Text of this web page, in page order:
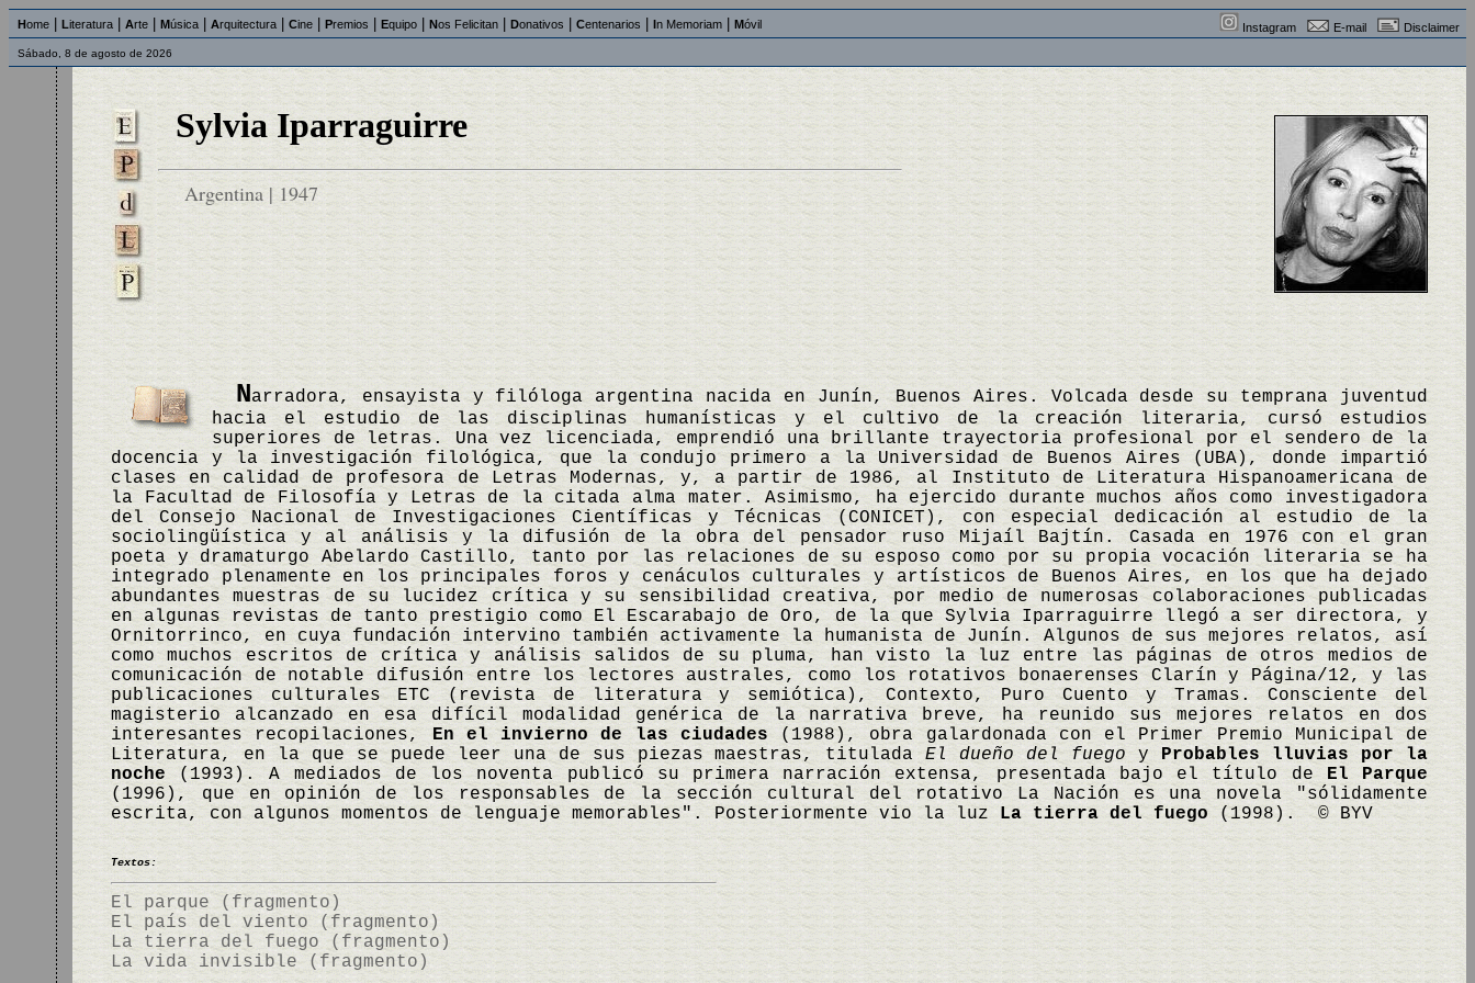
Home Literatura Arte Música Arquitectura Cine Premios Equipo Nos Felicitan Donativos Centenarios In Memoriam Móvil Instagram E-mail Disclaimer
Sábado, 8 de agosto de 2026
Sylvia Iparraguirre
Argentina | 1947
Narradora, ensayista y filóloga argentina nacida en Junín, Buenos Aires. Volcada desde su temprana juventud
hacia el estudio de las disciplinas humanísticas y el cultivo de la creación literaria, cursó estudios
superiores de letras. Una vez licenciada, emprendió una brillante trayectoria profesional por el sendero de la
docencia y la investigación filológica, que la condujo primero a la Universidad de Buenos Aires (UBA), donde impartió
clases en calidad de profesora de Letras Modernas, y, a partir de 1986, al Instituto de Literatura Hispanoamericana de
la Facultad de Filosofía y Letras de la citada alma mater. Asimismo, ha ejercido durante muchos años como investigadora
del Consejo Nacional de Investigaciones Científicas y Técnicas (CONICET), con especial dedicación al estudio de la
sociolingüística y al análisis y la difusión de la obra del pensador ruso Mijaíl Bajtín. Casada en 1976 con el gran
poeta y dramaturgo Abelardo Castillo, tanto por las relaciones de su esposo como por su propia vocación literaria se ha
integrado plenamente en los principales foros y cenáculos culturales y artísticos de Buenos Aires, en los que ha dejado
abundantes muestras de su lucidez crítica y su sensibilidad creativa, por medio de numerosas colaboraciones publicadas
en algunas revistas de tanto prestigio como El Escarabajo de Oro, de la que Sylvia Iparraguirre llegó a ser directora, y
Ornitorrinco, en cuya fundación intervino también activamente la humanista de Junín. Algunos de sus mejores relatos, así
como muchos escritos de crítica y análisis salidos de su pluma, han visto la luz entre las páginas de otros medios de
comunicación de notable difusión entre los lectores australes, como los rotativos bonaerenses Clarín y Página/12, y las
publicaciones culturales ETC (revista de literatura y semiótica), Contexto, Puro Cuento y Tramas. Consciente del
magisterio alcanzado en esa difícil modalidad genérica de la narrativa breve, ha reunido sus mejores relatos en dos
interesantes recopilaciones, En el invierno de las ciudades (1988), obra galardonada con el Primer Premio Municipal de
Literatura, en la que se puede leer una de sus piezas maestras, tituladaEl dueño del fuego y Probables lluvias por la
noche (1993). A mediados de los noventa publicó su primera narración extensa, presentada bajo el título de El Parque
(1996), que en opinión de los responsables de la sección cultural del rotativo La Nación es una novela "sólidamente
escrita, con algunos momentos de lenguaje memorables". Posteriormente vio la luz La tierra del fuego (1998). © BYV
Textos:
El parque (fragmento)
El país del viento (fragmento)
La tierra del fuego (fragmento)
La vida invisible (fragmento)